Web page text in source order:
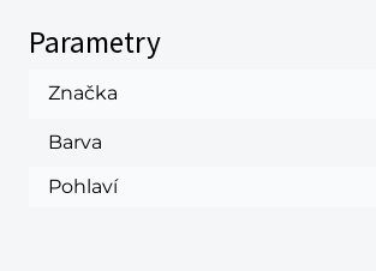
Parametry
Značka
Barva
Pohlaví